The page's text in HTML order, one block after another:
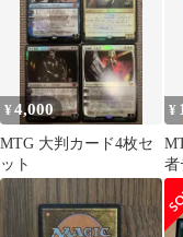
¥4,000
MTG 大判カード4枚セ
ット
¥
者
本